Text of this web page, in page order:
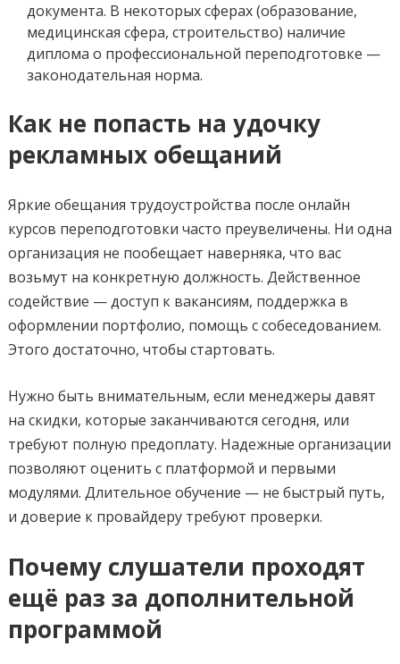
документа. В некоторых сферах (образование,
медицинская сфера, строительство) наличие
диплома о профессиональной переподготовке —
законодательная норма.
Как не попасть на удочку
рекламных обещаний
Яркие обещания трудоустройства после онлайн
курсов переподготовки часто преувеличены. Ни одна
организация не пообещает наверняка, что вас
возьмут на конкретную должность. Действенное
содействие — доступ к вакансиям, поддержка в
оформлении портфолио, помощь с собеседованием.
Этого достаточно, чтобы стартовать.
Нужно быть внимательным, если менеджеры давят
на скидки, которые заканчиваются сегодня, или
требуют полную предоплату. Надежные организации
позволяют оценить с платформой и первыми
модулями. Длительное обучение — не быстрый путь,
и доверие к провайдеру требуют проверки.
Почему слушатели проходят
ещё раз за дополнительной
программой